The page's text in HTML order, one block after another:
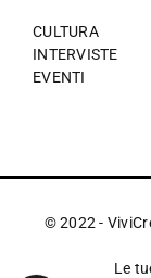
CULTURA
INTERVISTE
EVENTI
© 2022 -
Le